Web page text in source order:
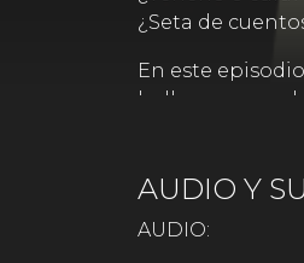
¿Seta de
En este
bello como
No es fantasía.
AUDIO Y
AUDIO: